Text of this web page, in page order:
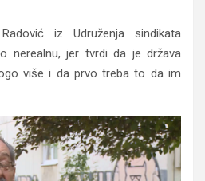
iz Udruženja sindikata
nerealnu, jer tvrdi da je država
više i da prvo treba to da im